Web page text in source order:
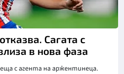
Сагата с
в нова фаза
с агента на аржентинеца.